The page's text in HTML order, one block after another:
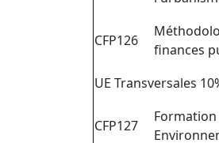
CFP126
finances
UE Transversales
CFP127